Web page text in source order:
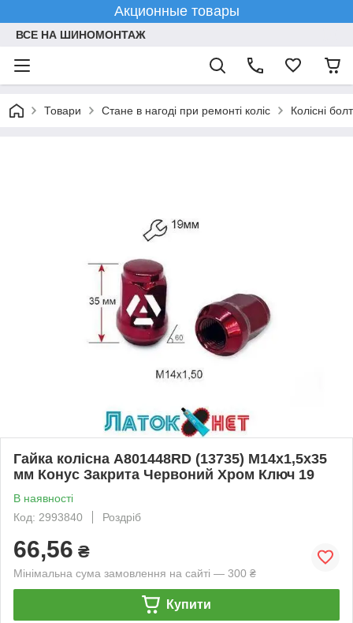
Акционные товары
ВСЕ НА ШИНОМОНТАЖ
Товари Стане в нагоді при ремонті коліс Колісні
Гайка колісна A801448RD (13735) M14х1,5х35
мм Конус Закрита Червоний Хром Ключ 19
В наявності
Код: 2993840
Роздріб
66,56 ₴
Мінімальна сума замовлення на сайті — 300 ₴
Купити